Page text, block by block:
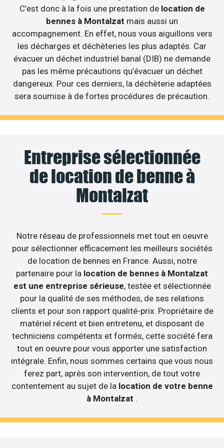
C’est donc à la fois une prestation de location de
bennes à Montalzat mais aussi un
accompagnement. En effet, nous vous aiguillons vers
les décharges et déchèteries les plus adaptés. Car
évacuer un déchet industriel banal (DIB) ne demande
pas les même précautions qu’évacuer un déchet
dangereux. Pour ces derniers, la déchèterie adaptées
sera soumise à de fortes procédures de précaution.
Entreprise sélectionnée
de location de benne à
Montalzat
Notre réseau de professionnels met tout en oeuvre
pour sélectionner efficacement les meilleurs sociétés
de location de bennes en France. Aussi, notre
partenaire pour la location de bennes à Montalzat
est une entreprise sérieuse, testée et sélectionnée
pour la qualité de ses méthodes, de ses relations
clients et pour son rapport qualité-prix. Propriétaire de
matériel récent et bien entretenu, et disposant de
techniciens compétents et formés, cette société fera
tout en oeuvre pour vous apporter une satisfaction
intégrale. Enfin, nous sommes certains que vous nous
ferez part, après son intervention, de tout votre
contentement au sujet de la location de votre benne
à Montalzat .